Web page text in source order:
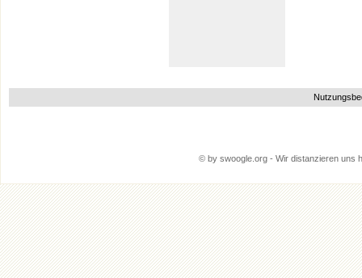
© by swoogle.org - Wir distanzieren uns